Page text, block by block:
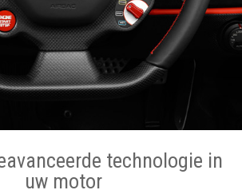
technologie in
uw motor